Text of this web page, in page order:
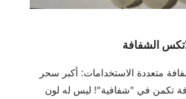
الشفافة
متعددة الاستخدامات: أكبر سحر
تكمن في "شفافية"! ليس له لون